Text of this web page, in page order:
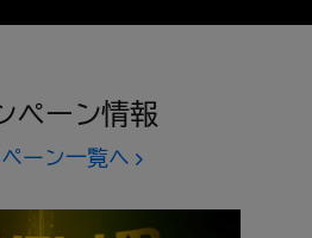
ペーン情報
ーン一覧へ